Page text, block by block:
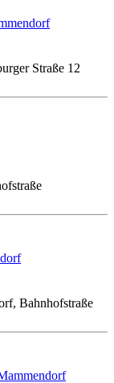
Straße 12
Bahnhofstraße